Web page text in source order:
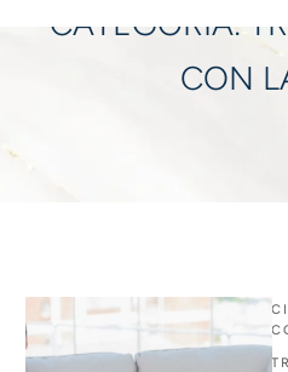
CATEGORÍA:
CON